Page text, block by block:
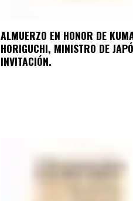
ALMUERZO EN HONOR DE
HORIGUCHI, MINISTRO DE
INVITACIÓN.